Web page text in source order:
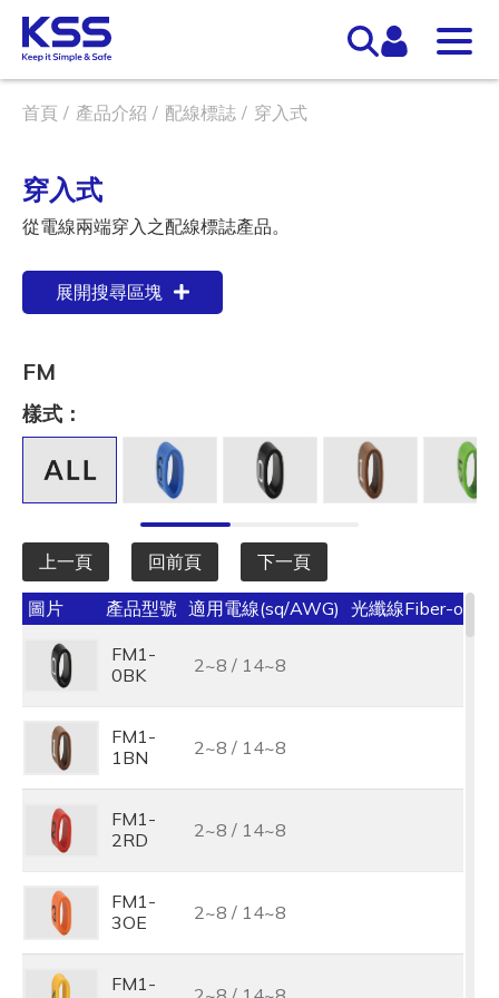
首頁 產品介紹 配線標誌 穿入式
穿入式
從電線兩端穿入之配線標誌產品。
展開搜尋區塊
FM
樣式：
上一頁 回前頁 下一頁
圖片 產品型號 適用電線(sq/AWG) 光纖線Fiber-optic
FM1-
0BK
2~8 / 14~8
FM1-
1BN
2~8 / 14~8
FM1-
2RD
2~8 / 14~8
FM1-
3OE
2~8 / 14~8
FM1-